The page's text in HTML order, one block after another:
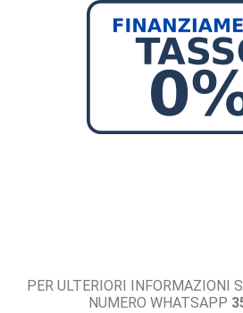
PER ULTERIORI INFORMAZIONI
NUMERO WHATSAPP